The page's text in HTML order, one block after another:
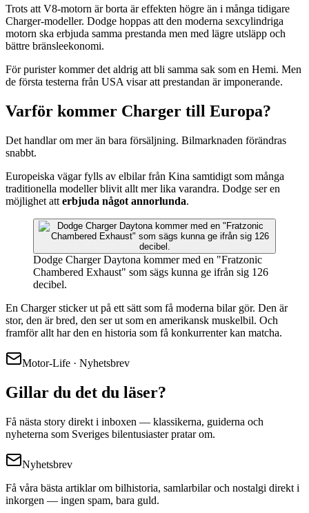
Trots att V8-motorn är borta är effekten högre än i många tidigare
Charger-modeller. Dodge hoppas att den moderna sexcylindriga
motorn ska erbjuda samma prestanda men med lägre utsläpp och
bättre bränsleekonomi.
För purister kommer det aldrig att bli samma sak som en Hemi. Men
de första testerna från USA visar att prestandan är imponerande.
Varför kommer Charger till Europa?
Det handlar om mer än bara försäljning. Bilmarknaden förändras
snabbt.
Europeiska vägar fylls av elbilar från Kina samtidigt som många
traditionella modeller blivit allt mer lika varandra. Dodge ser en
möjlighet att erbjuda något annorlunda.
Dodge Charger Daytona kommer med en "Fratzonic
Chambered Exhaust" som sägs kunna ge ifrån sig 126
decibel.
En Charger sticker ut på ett sätt som få moderna bilar gör. Den är
stor, den är bred, den ser ut som en amerikansk muskelbil. Och
framför allt har den en historia som få konkurrenter kan matcha.
Motor-Life · Nyhetsbrev
Gillar du det du läser?
Få nästa story direkt i inboxen — klassikerna, guiderna och
nyheterna som Sveriges bilentusiaster pratar om.
Nyhetsbrev
Få våra bästa artiklar om bilhistoria, samlarbilar och nostalgi direkt i
inkorgen — ingen spam, bara guld.